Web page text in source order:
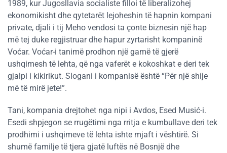
1989, kur Jugosllavia socialiste filloi të liberalizohej
ekonomikisht dhe qytetarët lejoheshin të hapnin kompani
private, djali i tij Meho vendosi ta çonte biznesin një hap
më tej duke regjistruar dhe hapur zyrtarisht kompaninë
Voćar. Voćar-i tanimë prodhon një gamë të gjerë
ushqimesh të lehta, që nga vaferët e kokoshkat e deri tek
gjalpi i kikirikut. Slogani i kompanisë është “Për një shije
më të mirë jete!”.
Tani, kompania drejtohet nga nipi i Avdos, Esed Musić-i.
Esedi shpjegon se rrugëtimi nga rritja e kumbullave deri tek
prodhimi i ushqimeve të lehta ishte mjaft i vështirë. Si
shumë familje të tjera gjatë luftës në Bosnjë dhe